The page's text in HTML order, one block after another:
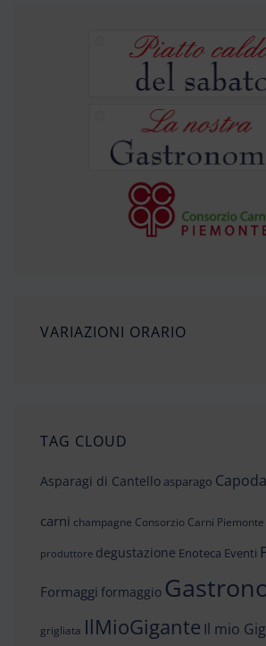
VARIAZIONI ORARIO
TAG CLOUD
Asparagi di Cantello asparago
carni champagne Consorzio Carni Piemonte
produttore degustazione Enoteca Eventi
Formaggi formaggio
grigliata IlMioGigante Il mio